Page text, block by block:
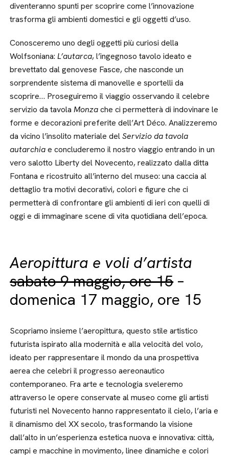
diventeranno spunti per scoprire come l’innovazione
trasforma gli ambienti domestici e gli oggetti d’uso.
Conosceremo uno degli oggetti più curiosi della
Wolfsoniana:L’autarca, l’ingegnoso tavolo ideato e
brevettato dal genovese Fasce, che nasconde un
sorprendente sistema di manovelle e sportelli da
scoprire… Proseguiremo il viaggio osservando il celebre
servizio da tavolaMonzache ci permetterà di indovinare le
forme e decorazioni preferite dell’Art Déco. Analizzeremo
da vicino l’insolito materiale delServizio da tavola
autarchiae concluderemo il nostro viaggio entrando in un
vero salotto Liberty del Novecento, realizzato dalla ditta
Fontana e ricostruito all’interno del museo: una caccia al
dettaglio tra motivi decorativi, colori e figure che ci
permetterà di confrontare gli ambienti di ieri con quelli di
oggi e di immaginare scene di vita quotidiana dell’epoca.
Aeropittura e voli d’artista
sabato 9 maggio, ore 15–
domenica 17 maggio, ore 15
Scopriamo insieme l’aeropittura, questo stile artistico
futurista ispirato alla modernità e alla velocità del volo,
ideato per rappresentare il mondo da una prospettiva
aerea che celebri il progresso aereonautico
contemporaneo. Fra arte e tecnologia sveleremo
attraverso le opere conservate al museo come gli artisti
futuristi nel Novecento hanno rappresentato il cielo, l’aria e
il dinamismo del XX secolo, trasformando la visione
dall’alto in un’esperienza estetica nuova e innovativa: città,
campi e macchine in movimento, linee dinamiche e colori